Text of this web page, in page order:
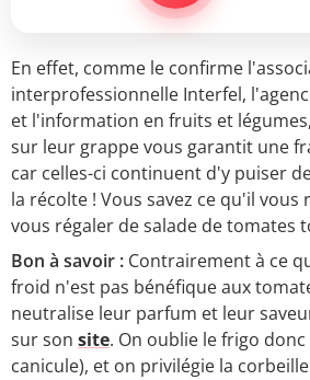
En effet, comme le confirme
interprofessionnelle Interfel,
et l'information en fruits et
sur leur grappe vous garantit une
car celles-ci continuent d'y puiser
la récolte ! Vous savez ce qu'il
vous régaler de salade de tomates
Bon à savoir : Contrairement à ce
froid n'est pas bénéfique aux
neutralise leur parfum et leur
sur son site. On oublie le frigo
canicule), et on privilégie la